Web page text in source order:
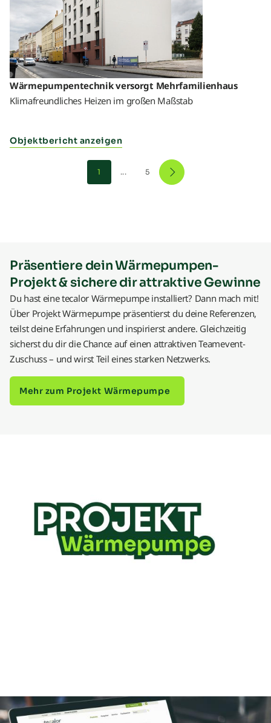
Wärmepumpentechnik versorgt Mehrfamilienhaus
Klimafreundliches Heizen im großen Maßstab
Objektbericht anzeigen
1 ... 5
Präsentiere dein Wärmepumpen-
Projekt & sichere dir attraktive Gewinne
Du hast eine tecalor Wärmepumpe installiert? Dann mach mit!
Über Projekt Wärmepumpe präsentierst du deine Referenzen,
teilst deine Erfahrungen und inspirierst andere. Gleichzeitig
sicherst du dir die Chance auf einen attraktiven Teamevent-
Zuschuss – und wirst Teil eines starken Netzwerks.
Mehr zum Projekt Wärmepumpe